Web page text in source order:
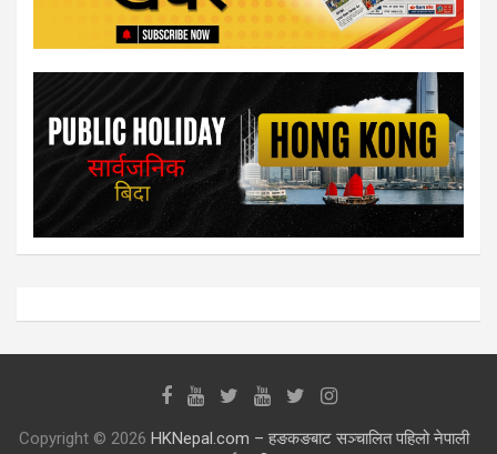
Copyright © 2026 HKNepal.com – हङकङबाट सञ्चालित पहिलो नेपाली